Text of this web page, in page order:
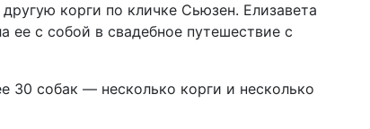
корги по кличке Сьюзен. Елизавета
ее с собой в свадебное путешествие с
собак — несколько корги и несколько